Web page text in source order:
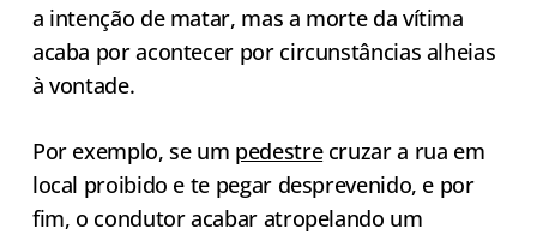
a intenção de matar, mas a morte da vítima
acaba por acontecer por circunstâncias alheias
à vontade.
Por exemplo, se um pedestrecruzar a rua em
local proibido e te pegar desprevenido, e por
fim, o condutor acabar atropelando um